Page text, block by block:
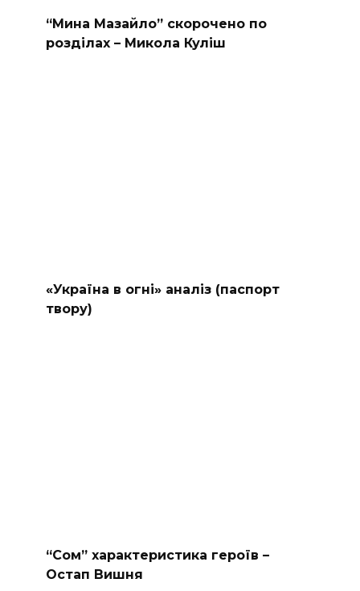
“Мина Мазайло” скорочено по
розділах – Микола Куліш
«Україна в огні» аналіз (паспорт
твору)
“Сом” характеристика героїв –
Остап Вишня